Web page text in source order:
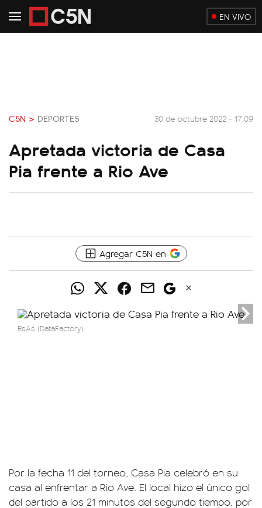
EN VIVO
C5N > DEPORTES 30 de octubre 2022 - 17:09
Apretada victoria de Casa
Pia frente a Rio Ave
Agregar C5N en
BsAs (DataFactory)
Por la fecha 11 del torneo, Casa Pia celebró en su
casa al enfrentar a Rio Ave. El local hizo el único gol
del partido a los 21 minutos del segundo tiempo, por